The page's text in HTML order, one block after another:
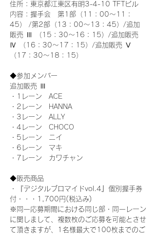
住所：東京都江東区有明3-4-10 TFTビル
内容：握手会　第1部（11：00～11：
45） /第2部（13：00～13：45）/追加
販売 Ⅲ （15：30～16：15）/追加販売
Ⅳ （16：30～17：15）/追加販売 Ⅴ
（17：30～18：15）
◆参加メンバー
追加販売 Ⅲ
・1レーン　ACE
・2レーン　HANNA
・3レーン　ALLY
・4レーン　CHOCO
・5レーン　ニイ
・6レーン　マキ
・7レーン　カワチャン
◆販売商品
・『デジタルブロマイドvol.4』個別握手券
付・・・1,700円(税込み)
※同一応募期間における同じ部・同一レーン
に関しまして、複数枚のご応募を可能とさせ
て頂きますが、1名様最大で100枚までのご